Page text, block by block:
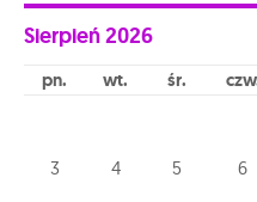
Sierpień2026
pn wt śr czw
3 4 5 6